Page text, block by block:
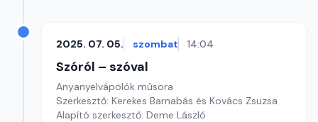
2025. 07. 05. szombat 14:04
Szóról – szóval
Anyanyelvápolók műsora
Szerkesztő: Kerekes Barnabás és Kovács Zsuzsa
Alapító szerkesztő: Deme László